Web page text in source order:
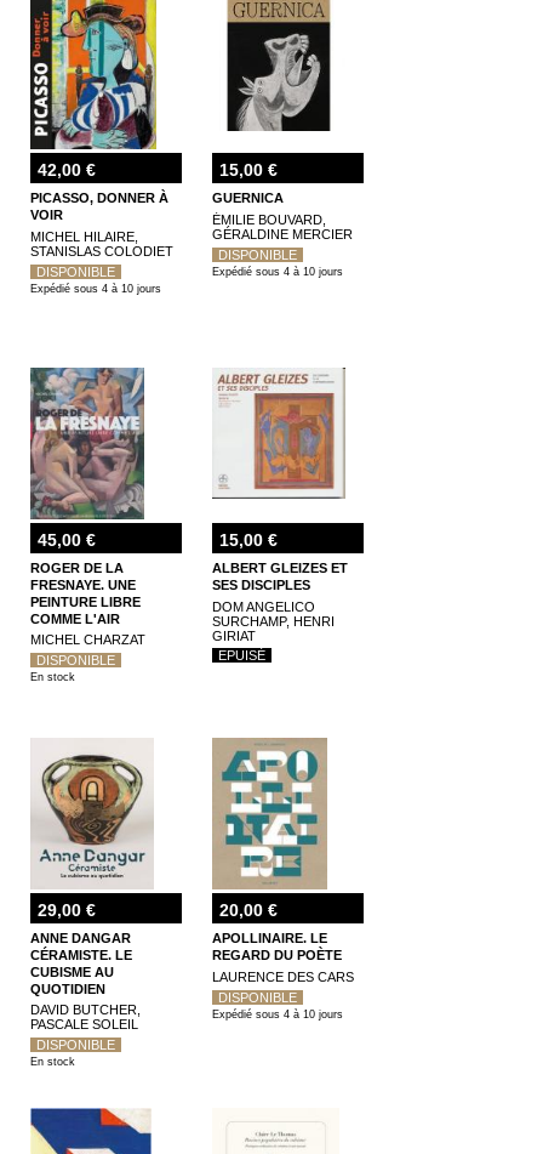
42,00 €
PICASSO, DONNER À
VOIR
MICHEL HILAIRE,
STANISLAS COLODIET
DISPONIBLE
Expédié sous 4 à 10 jours
15,00 €
GUERNICA
ÉMILIE BOUVARD,
GÉRALDINE MERCIER
DISPONIBLE
Expédié sous 4 à 10 jours
45,00 €
ROGER DE LA
FRESNAYE. UNE
PEINTURE LIBRE
COMME L'AIR
MICHEL CHARZAT
DISPONIBLE
En stock
15,00 €
ALBERT GLEIZES ET
SES DISCIPLES
DOM ANGELICO
SURCHAMP, HENRI
GIRIAT
EPUISÉ
29,00 €
ANNE DANGAR
CÉRAMISTE. LE
CUBISME AU
QUOTIDIEN
DAVID BUTCHER,
PASCALE SOLEIL
DISPONIBLE
En stock
20,00 €
APOLLINAIRE. LE
REGARD DU POÈTE
LAURENCE DES CARS
DISPONIBLE
Expédié sous 4 à 10 jours